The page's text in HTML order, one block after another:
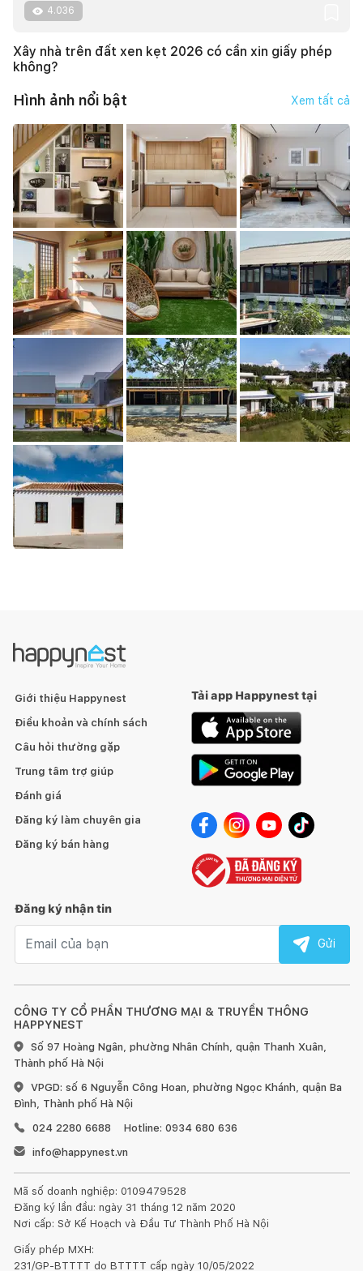
4.036
Xây nhà trên đất xen kẹt 2026 có cần xin giấy phép
không?
Hình ảnh nổi bật Xem tất cả
CÔNG TY CỔ PHẦN THƯƠNG MẠI & TRUYỀN THÔNG
HAPPYNEST
Số 97 Hoàng Ngân, phường Nhân Chính, quận Thanh Xuân,
Thành phố Hà Nội
VPGD: số 6 Nguyễn Công Hoan, phường Ngọc Khánh, quận Ba
Đình, Thành phố Hà Nội
024 2280 6688
Hotline: 0934 680 636
info@happynest.vn
Mã số doanh nghiệp: 0109479528
Đăng ký lần đầu: ngày 31 tháng 12 năm 2020
Nơi cấp: Sở Kế Hoạch và Đầu Tư Thành Phố Hà Nội
Giấy phép MXH:
231/GP-BTTTT do BTTTT cấp ngày 10/05/2022
Giới thiệu Happynest
Điều khoản và chính sách
Câu hỏi thường gặp
Trung tâm trợ giúp
Đánh giá
Đăng ký làm chuyên gia
Đăng ký bán hàng
Tải app Happynest tại
Đăng ký nhận tin
Gửi